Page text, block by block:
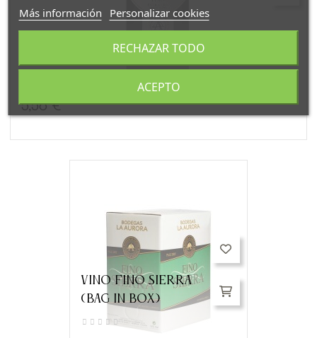
5,56 €
VINO FINO SIERRA
(BAG IN BOX)
Más información Personalizar cookies
RECHAZAR TODO
ACEPTO